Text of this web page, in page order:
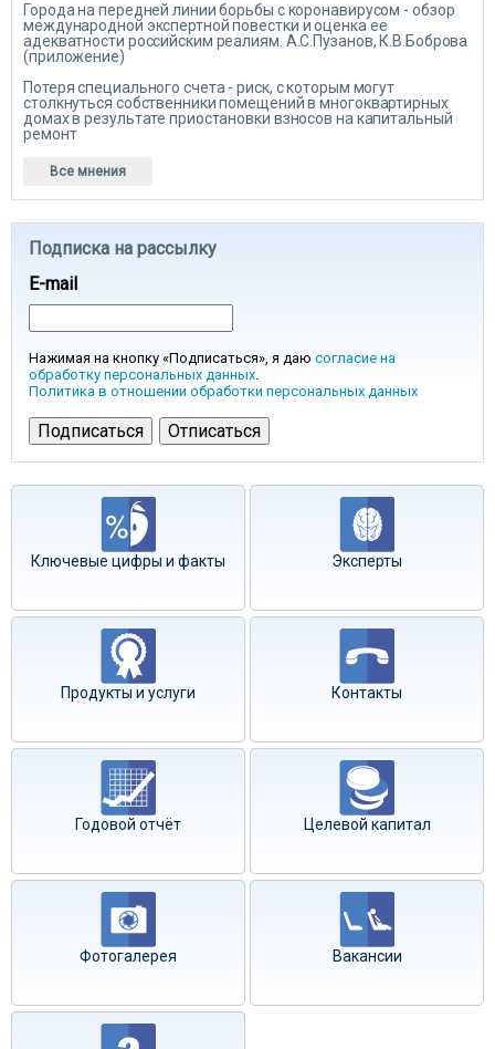
Города на передней линии борьбы с коронавирусом - обзор
международной экспертной повестки и оценка ее
адекватности российским реалиям. А.С.Пузанов, К.В.Боброва
(приложение)
Потеря специального счета - риск, с которым могут
столкнуться собственники помещений в многоквартирных
домах в результате приостановки взносов на капитальный
ремонт
Все мнения
Подписка на рассылку
E-mail
Нажимая на кнопку «Подписаться», я даю согласие на
обработку персональных данных.
Политика в отношении обработки персональных данных
Ключевые цифры и факты Эксперты
Продукты и услуги Контакты
Годовой отчёт Целевой капитал
Фотогалерея Вакансии